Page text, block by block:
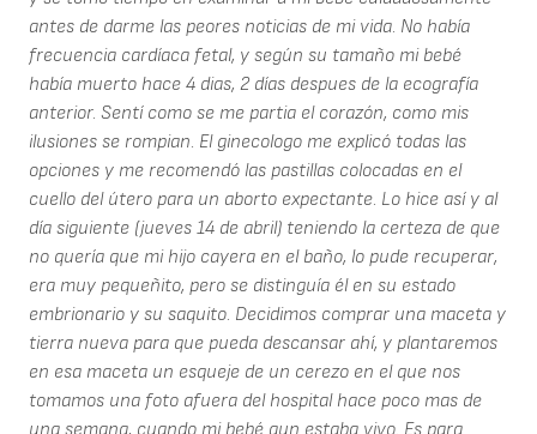
antes de darme las peores noticias de mi vida. No había
frecuencia cardíaca fetal, y según su tamaño mi bebé
había muerto hace 4 dias, 2 días despues de la ecografía
anterior. Sentí como se me partia el corazón, como mis
ilusiones se rompian. El ginecologo me explicó todas las
opciones y me recomendó las pastillas colocadas en el
cuello del útero para un aborto expectante. Lo hice así y al
día siguiente (jueves 14 de abril) teniendo la certeza de que
no quería que mi hijo cayera en el baño, lo pude recuperar,
era muy pequeñito, pero se distinguía él en su estado
embrionario y su saquito. Decidimos comprar una maceta y
tierra nueva para que pueda descansar ahí, y plantaremos
en esa maceta un esqueje de un cerezo en el que nos
tomamos una foto afuera del hospital hace poco mas de
una semana, cuando mi bebé aun estaba vivo. Es para